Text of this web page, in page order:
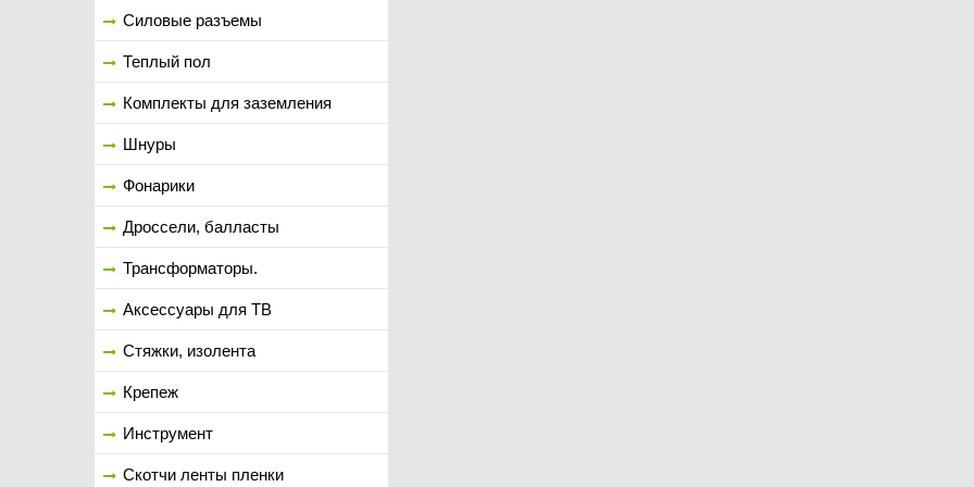
Силовые разъемы
Теплый пол
Комплекты для заземления
Шнуры
Фонарики
Дроссели, балласты
Трансформаторы.
Аксессуары для ТВ
Стяжки, изолента
Крепеж
Инструмент
Скотчи ленты пленки